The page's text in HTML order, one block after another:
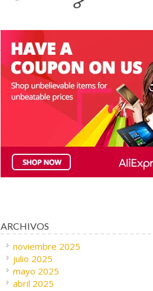
ARCHIVOS
noviembre 2025
julio 2025
mayo 2025
abril 2025